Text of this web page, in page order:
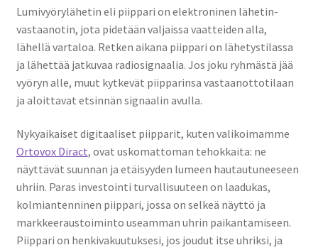
Lumivyörylähetin eli piippari on elektroninen lähetin-
vastaanotin, jota pidetään valjaissa vaatteiden alla,
lähellä vartaloa. Retken aikana piippari on lähetystilassa
ja lähettää jatkuvaa radiosignaalia. Jos joku ryhmästä jää
vyöryn alle, muut kytkevät piipparinsa vastaanottotilaan
ja aloittavat etsinnän signaalin avulla.
Nykyaikaiset digitaaliset piipparit, kuten valikoimamme
Ortovox Diract, ovat uskomattoman tehokkaita: ne
näyttävät suunnan ja etäisyyden lumeen hautautuneeseen
uhriin. Paras investointi turvallisuuteen on laadukas,
kolmiantenninen piippari, jossa on selkeä näyttö ja
markkeeraustoiminto useamman uhrin paikantamiseen.
Piippari on henkivakuutuksesi, jos joudut itse uhriksi, ja